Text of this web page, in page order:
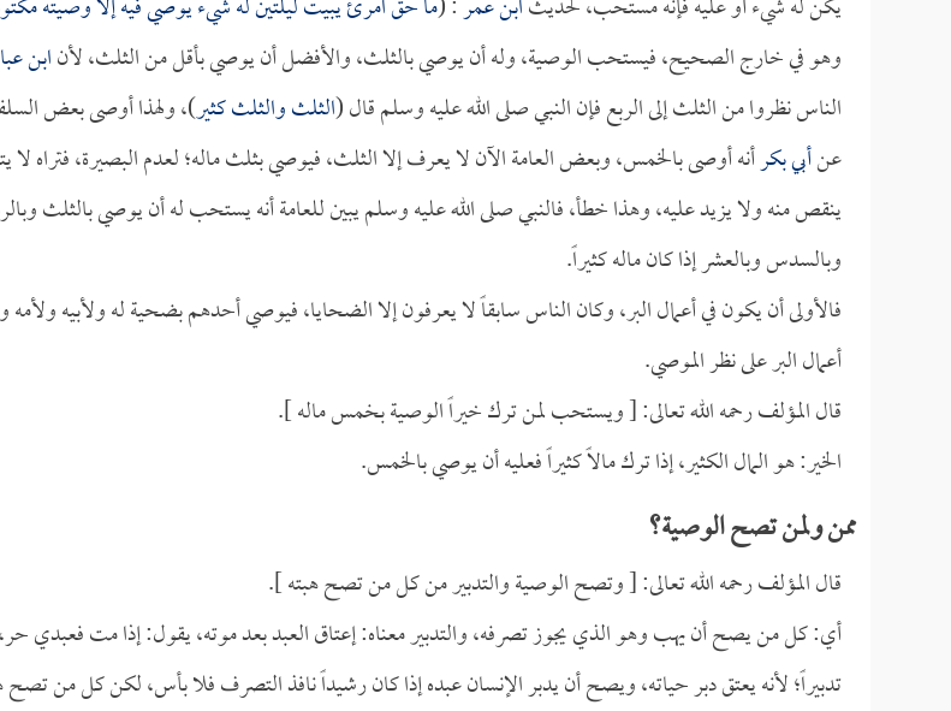
وهو في خارج الصحيح، فيستحب الوصية، وله أن يوصي بالثلث، والأفضل أن يوصي بأقل من الثلث، لأنابن
الناس نظروا من الثلث إلى الربع فإن النبي صلى الله عليه وسلم قال (الثلث والثلث كثير)، ولهذا أوصى بعض
عنأبي بكرأنه أوصى بالخمس، وبعض العامة الآن لا يعرف إلا الثلث، فيوصي بثلث ماله؛ لعدم البصيرة، فتراه لا
ينقص منه ولا يزيد عليه، وهذا خطأ، فالنبي صلى الله عليه وسلم يبين للعامة أنه يستحب له أن يوصي بالثلث
وبالسدس وبالعشر إذا كان ماله كثيراً.
فالأولى أن يكون في أعمال البر، وكان الناس سابقاً لا يعرفون إلا الضحايا، فيوصي أحدهم بضحية له ولأبيه
أعمال البر على نظر الموصي.
قال المؤلف رحمه الله تعالى: [ ويستحب لمن ترك خيراً الوصية بخمس ماله ].
الخير: هو المال الكثير، إذا ترك مالاً كثيراً فعليه أن يوصي بالخمس.
ممن ولمن تصح الوصية؟
قال المؤلف رحمه الله تعالى: [ وتصح الوصية والتدبير من كل من تصح هبته ].
أي: كل من يصح أن يهب وهو الذي يجوز تصرفه، والتدبير معناه: إعتاق العبد بعد موته، يقول: إذا مت فعبدي
تدبيراً؛ لأنه يعتق دبر حياته، ويصح أن يدبر الإنسان عبده إذا كان رشيداً نافذ التصرف فلا بأس، لكن كل من